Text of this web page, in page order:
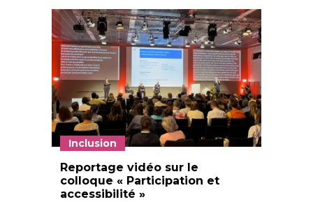
Inclusion
Reportage vidéo sur le
colloque « Participation et
accessibilité »